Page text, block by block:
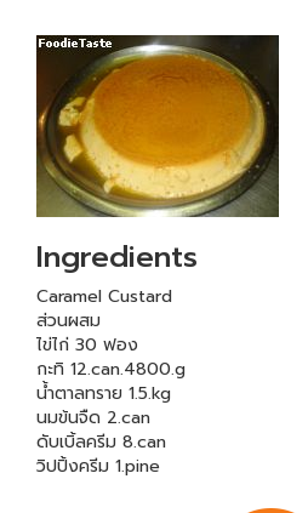
Ingredients
Caramel Custard
ส่วนผสม
ไข่ไก่ 30 ฟอง
กะทิ 12.can.4800.g
น้ำตาลทราย 1.5.kg
นมข้นจืด 2.can
ดับเบิ้ลครีม 8.can
วิปปิ้งครีม 1.pine